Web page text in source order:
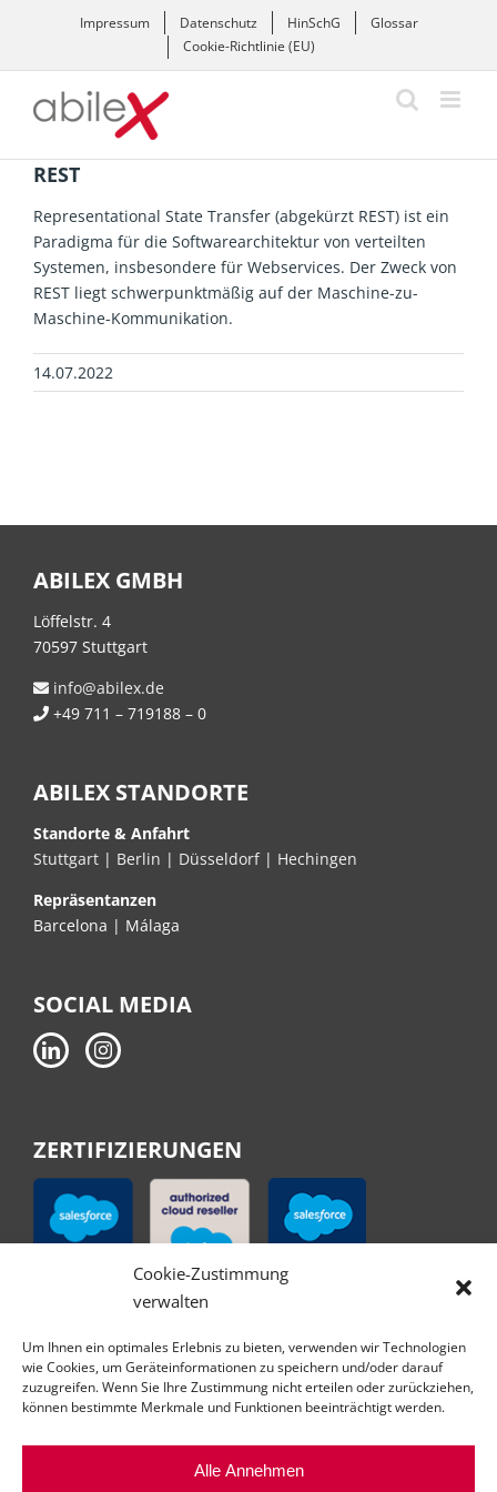
Cookie-Zustimmung
verwalten
Um Ihnen ein optimales Erlebnis zu bieten, verwenden wir Technologien
wie Cookies, um Geräteinformationen zu speichern und/oder darauf
zuzugreifen. Wenn Sie Ihre Zustimmung nicht erteilen oder zurückziehen,
können bestimmte Merkmale und Funktionen beeinträchtigt werden.
Alle Annehmen
Impressum Datenschutz HinSchG
Glossar
Cookie-Richtlinie (EU)
REST
Representational State Transfer (abgekürzt REST) ist ein
Paradigma für die Softwarearchitektur von verteilten
Systemen, insbesondere für Webservices. Der Zweck von
REST liegt schwerpunktmäßig auf der Maschine-zu-
Maschine-Kommunikation.
14.07.2022
ABILEX GMBH
Löffelstr. 4
70597 Stuttgart
info@abilex.de
+49 711 – 719188 – 0
ABILEX STANDORTE
Standorte & Anfahrt
Stuttgart | Berlin | Düsseldorf | Hechingen
Repräsentanzen
Barcelona | Málaga
SOCIAL MEDIA
ZERTIFIZIERUNGEN